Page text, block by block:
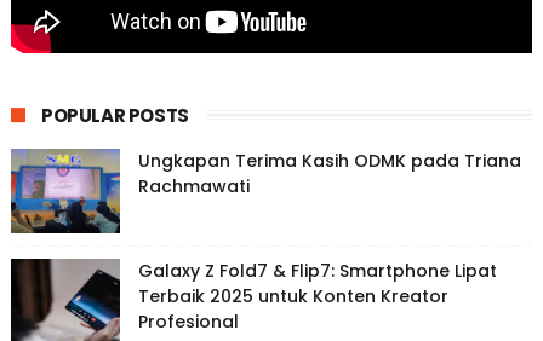
POPULAR POSTS
Ungkapan Terima Kasih ODMK pada Triana
Rachmawati
Galaxy Z Fold7 & Flip7: Smartphone Lipat
Terbaik 2025 untuk Konten Kreator
Profesional